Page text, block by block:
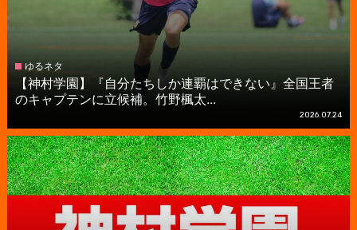
ゆるネタ
【神村学園】『自分たちしか連覇はできない』全国王者
のキャプテンに立候補。竹野楓太...
2026.07.24